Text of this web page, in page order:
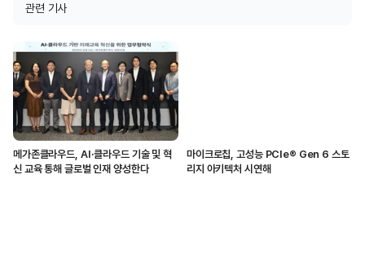
관련 기사
메가존클라우드, AI·클라우드 기술 및 혁
신 교육 통해 글로벌 인재 양성한다
마이크로칩, 고성능 PCIe® Gen 6 스토
리지 아키텍처 시연해